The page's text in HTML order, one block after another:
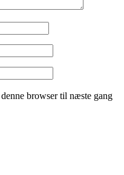
browser til næste gang